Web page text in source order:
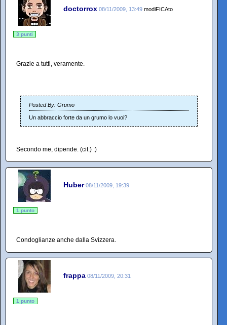
doctorrox 08/11/2009, 13:49 modiFICAto
3 punti
Grazie a tutti, veramente.
Posted By: Grumo
Un abbraccio forte da un grumo lo vuoi?
Secondo me, dipende. (cit.) :)
Huber 08/11/2009, 19:39
1 punto
Condoglianze anche dalla Svizzera.
frappa 08/11/2009, 20:31
1 punto